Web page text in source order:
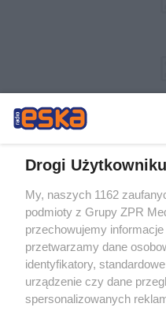
Żaden utwór zamieszczony w
rozpowszechniany lub dalej
tym także elektroniczny lub
eksploatacji w jakiejkolwiek
Internecie bez pisemnej zgody
wykorzystanie utworów w
tzn. bez właściwej zgody, jest
ścigane prawnie.
Drogi
My, naszych 1162
podmioty z Grupy ZPR
przechowujemy
przetwarzamy dane
identyfikatory,
urządzenie czy dane
spersonalizowanych